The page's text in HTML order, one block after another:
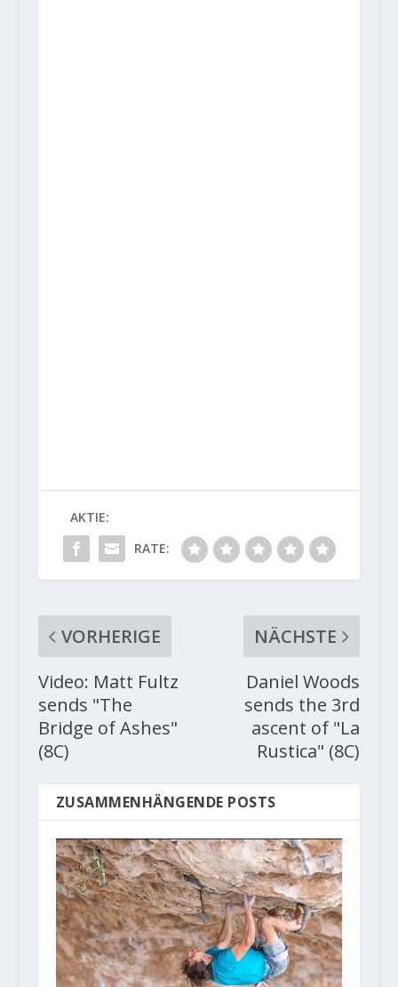
AKTIE:
RATE:
VORHERIGE
Video: Matt Fultz
sends "The
Bridge of Ashes"
(8C)
NÄCHSTE
Daniel Woods
sends the 3rd
ascent of "La
Rustica" (8C)
ZUSAMMENHÄNGENDE POSTS